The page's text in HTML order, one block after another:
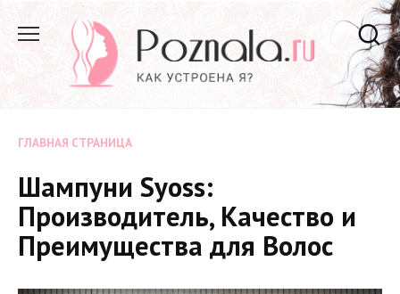
содержанию
ГЛАВНАЯ СТРАНИЦА
Шампуни Syoss:
Производитель, Качество и
Преимущества для Волос